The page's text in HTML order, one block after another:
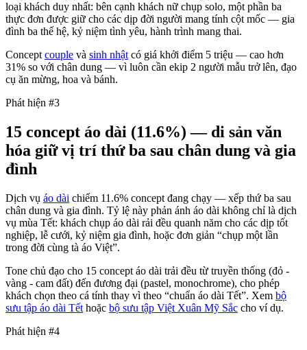
loại khách duy nhất: bên cạnh khách nữ chụp solo, một phần ba
thực đơn được giữ cho các dịp đời người mang tính cột mốc — gia
đình ba thế hệ, kỷ niệm tình yêu, hành trình mang thai.
Concept couple và sinh nhật có giá khởi điểm 5 triệu — cao hơn
31% so với chân dung — vì luôn cần ekip 2 người mẫu trở lên, đạo
cụ ăn mừng, hoa và bánh.
Phát hiện #3
15 concept áo dài (11.6%) — di sản văn
hóa giữ vị trí thứ ba sau chân dung và gia
đình
Dịch vụ áo dài chiếm 11.6% concept đang chạy — xếp thứ ba sau
chân dung và gia đình. Tỷ lệ này phản ánh áo dài không chỉ là dịch
vụ mùa Tết: khách chụp áo dài rải đều quanh năm cho các dịp tốt
nghiệp, lễ cưới, kỷ niệm gia đình, hoặc đơn giản “chụp một lần
trong đời cùng tà áo Việt”.
Tone chủ đạo cho 15 concept áo dài trải đều từ truyền thống (đỏ -
vàng - cam đất) đến đương đại (pastel, monochrome), cho phép
khách chọn theo cá tính thay vì theo “chuẩn áo dài Tết”. Xem bộ
sưu tập áo dài Tết hoặc bộ sưu tập Việt Xuân Mỹ Sắc cho ví dụ.
Phát hiện #4